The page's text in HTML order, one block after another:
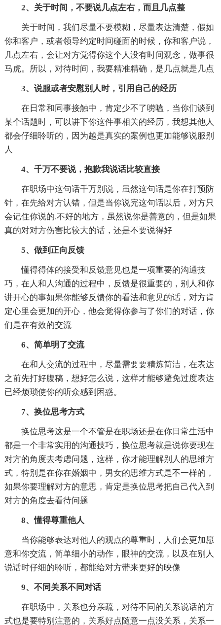
2、关于时间，不要说几点左右，而且几点整
关于时间，我们尽量不要模糊，尽量表达清楚，假如
你和客户，或者领导约定时间碰面的时候，你和客户说，
几点左右，会让对方觉得你这个人没有时间观念，做事很
马虎。所以，对待时间，我要精准精确，是几点就是几点
3、说服或者安慰别人时，引用自己的经历
在日常和同事接触中，肯定少不了唠嗑，当你们谈到
某个话题时，可以讲下你这件事相关的经历，我想其他人
都会仔细聆听的，因为越是真实的案例也更加能够说服别
人
4、千万不要说，抱歉我说话比较直接
在职场中这句话千万别说，虽然这句话是你在打预防
针，在先给对方认错，但是当你说完这句话以后，对方只
会记住你说的.不好的地方，虽然说你是善意的，但是如果
真的对对方伤害比较大的话，还是不要说得好
5、做到正向反馈
懂得得体的接受和反馈意见也是一项重要的沟通技
巧，在人和人沟通的过程中，反馈是很重要的，别人和你
讲开心的事如果你能够反馈你的看法和意见的话，对方肯
定心里会更加的开心，他会觉得你参与了你们的对话，你
们是在有效的交流
6、简单明了交流
在和人交流的过程中，尽量需要要精炼简洁，在表达
之前先打好腹稿，想好怎么说，这样才能够避免过度表达
已经烦琐使你的听众感到困惑。
7、换位思考方式
换位思考这是一个不管是在职场还是在你日常生活中
都是一个非常实用的沟通技巧，换位思考就是说你要现在
对方的角度去考虑问题，这样，你才能理解别人的思维方
式，特别是在你在婚姻中，男女的思维方式是不一样的，
如果你要理解对方的意思，肯定是换位思考把自己代入到
对方的角度去看待问题
8、懂得尊重他人
当你能够表达对他人的观点的尊重时，人们会更加愿
意和你交流，简单细小的动作，眼神的交流，以及在别人
说话时仔细的聆听，都能给对方带来更好的映像
9、不同关系不同对话
在职场中，关系也分亲疏，对待不同的关系说话的方
式也是要特别注意的，关系好点随意一点没关系，关系一